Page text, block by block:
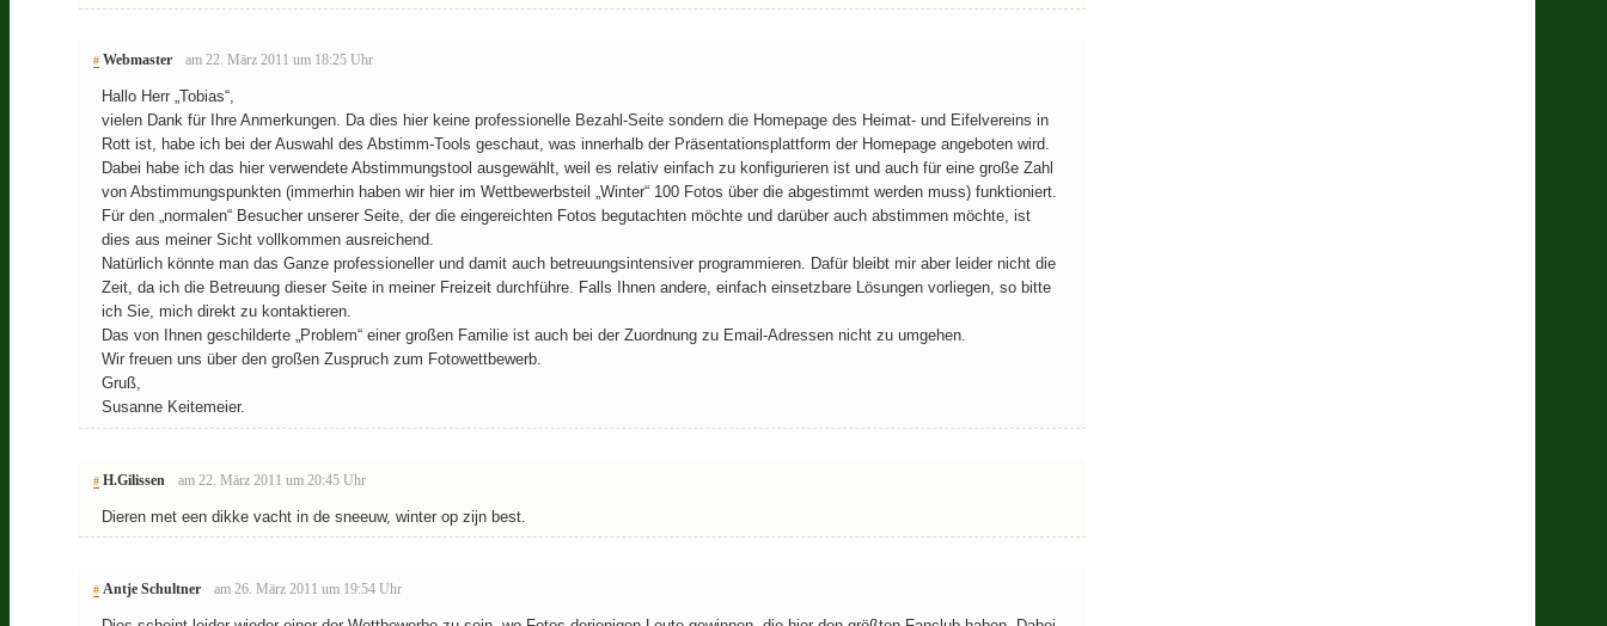
# Webmaster am 22. März 2011 um 18:25 Uhr
Hallo Herr „Tobias“,
vielen Dank für Ihre Anmerkungen. Da dies hier keine professionelle Bezahl-Seite sondern die Homepage des Heimat- und Eifelvereins in
Rott ist, habe ich bei der Auswahl des Abstimm-Tools geschaut, was innerhalb der Präsentationsplattform der Homepage angeboten wird.
Dabei habe ich das hier verwendete Abstimmungstool ausgewählt, weil es relativ einfach zu konfigurieren ist und auch für eine große Zahl
von Abstimmungspunkten (immerhin haben wir hier im Wettbewerbsteil „Winter“ 100 Fotos über die abgestimmt werden muss) funktioniert.
Für den „normalen“ Besucher unserer Seite, der die eingereichten Fotos begutachten möchte und darüber auch abstimmen möchte, ist
dies aus meiner Sicht vollkommen ausreichend.
Natürlich könnte man das Ganze professioneller und damit auch betreuungsintensiver programmieren. Dafür bleibt mir aber leider nicht die
Zeit, da ich die Betreuung dieser Seite in meiner Freizeit durchführe. Falls Ihnen andere, einfach einsetzbare Lösungen vorliegen, so bitte
ich Sie, mich direkt zu kontaktieren.
Das von Ihnen geschilderte „Problem“ einer großen Familie ist auch bei der Zuordnung zu Email-Adressen nicht zu umgehen.
Wir freuen uns über den großen Zuspruch zum Fotowettbewerb.
Gruß,
Susanne Keitemeier.
# H.Gilissen am 22. März 2011 um 20:45 Uhr
Dieren met een dikke vacht in de sneeuw, winter op zijn best.
# Antje Schultner am 26. März 2011 um 19:54 Uhr